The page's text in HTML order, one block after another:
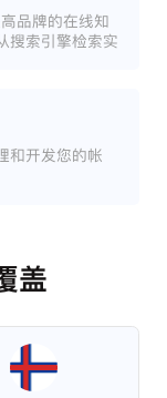
品牌的在线知
搜索引擎检索实
和开发您的帐
盖